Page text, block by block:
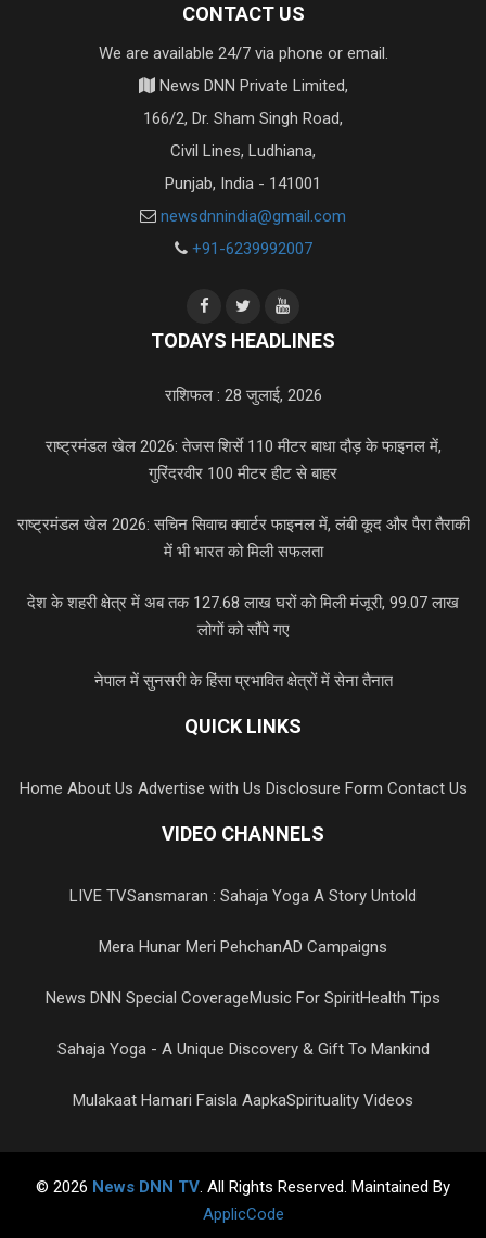
CONTACT US
We are available 24/7 via phone or email.
News DNN Private Limited,
166/2, Dr. Sham Singh Road,
Civil Lines, Ludhiana,
Punjab, India - 141001
newsdnnindia@gmail.com
+91-6239992007
TODAYS HEADLINES
राशिफल : 28 जुलाई, 2026
राष्ट्रमंडल खेल 2026: तेजस शिर्से 110 मीटर बाधा दौड़ के फाइनल में,
गुरिंदरवीर 100 मीटर हीट से बाहर
राष्ट्रमंडल खेल 2026: सचिन सिवाच क्वार्टर फाइनल में, लंबी कूद और पैरा तैराकी
में भी भारत को मिली सफलता
देश के शहरी क्षेत्र में अब तक 127.68 लाख घरों को मिली मंजूरी, 99.07 लाख
लोगों को सौंपे गए
नेपाल में सुनसरी के हिंसा प्रभावित क्षेत्रों में सेना तैनात
QUICK LINKS
Home About Us Advertise with Us Disclosure Form Contact Us
VIDEO CHANNELS
LIVE TVSansmaran : Sahaja Yoga A Story Untold
Mera Hunar Meri PehchanAD Campaigns
News DNN Special CoverageMusic For SpiritHealth Tips
Sahaja Yoga - A Unique Discovery & Gift To Mankind
Mulakaat Hamari Faisla AapkaSpirituality Videos
© 2026 News DNN TV. All Rights Reserved. Maintained By
ApplicCode